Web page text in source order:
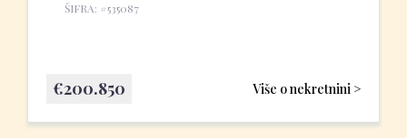
ŠIFRA: #535087
Više o nekretnini >
€200.850